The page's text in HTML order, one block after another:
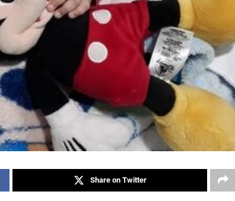
Share on Twitter